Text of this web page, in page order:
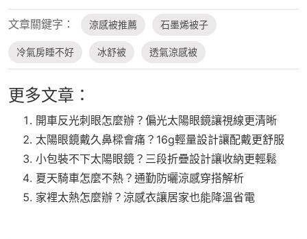
文章關鍵字： 涼感被推薦 石墨烯被子
冷氣房睡不好 冰舒被 透氣涼感被
更多文章：
開車反光刺眼怎麼辦？偏光太陽眼鏡讓視線更清晰
太陽眼鏡戴久鼻樑會痛？16g輕量設計讓配戴更舒服
小包裝不下太陽眼鏡？三段折疊設計讓收納更輕鬆
夏天騎車怎麼不熱？通勤防曬涼感穿搭解析
家裡太熱怎麼辦？涼感衣讓居家也能降溫省電